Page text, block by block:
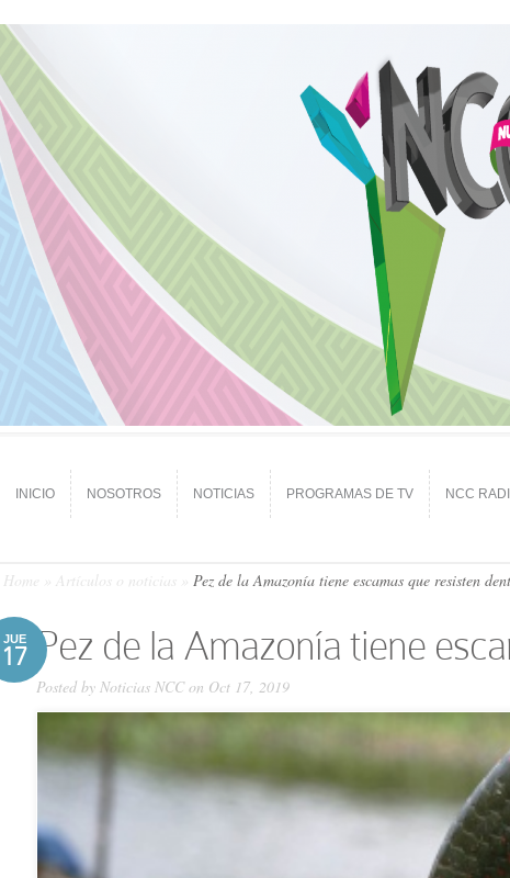
INICIO NOSOTROS NOTICIAS PROGRAMAS DE TV NCC
Home Artículos o noticias Pez de la Amazonía tiene escamas que resisten
JUE
17 Pez de la Amazonía tiene
Posted by Noticias NCCon Oct 17, 2019